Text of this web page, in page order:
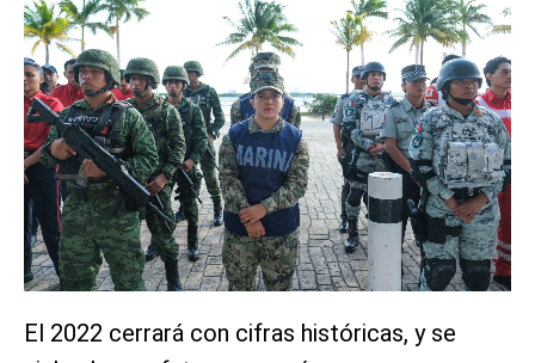
El 2022 cerrará con cifras históricas, y se